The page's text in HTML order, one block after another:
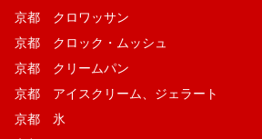
京都 クロワッサン
京都 クロック・ムッシュ
京都 クリームパン
京都 アイスクリーム、ジェラート
京都 氷